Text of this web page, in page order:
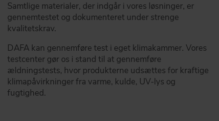
Samtlige materialer, der indgår i vores løsninger, er
gennemtestet og dokumenteret under strenge
kvalitetskrav.
DAFA kan gennemføre test i eget klimakammer. Vores
testcenter gør os i stand til at gennemføre
ældningstests, hvor produkterne udsættes for kraftige
klimapåvirkninger fra varme, kulde, UV-lys og
fugtighed.